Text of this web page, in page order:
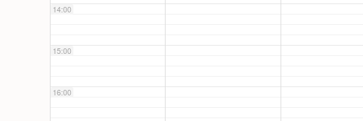
14:00
15:00
16:00